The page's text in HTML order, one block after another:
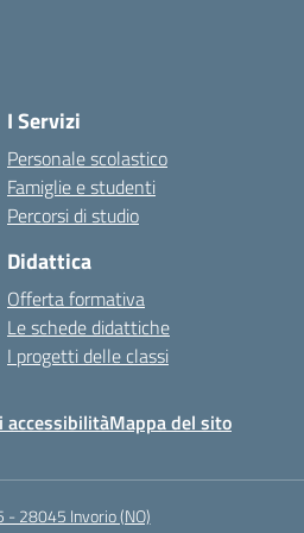
I Servizi
Personale scolastico
Famiglie e studenti
Percorsi di studio
Didattica
Offerta formativa
Le schede didattiche
I progetti delle classi
accessibilitàMappa del sito
- 28045 Invorio (NO)